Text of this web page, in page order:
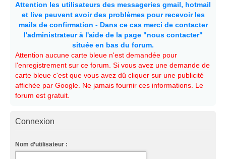
Attention les utilisateurs des messageries gmail, hotmail
et live peuvent avoir des problèmes pour recevoir les
mails de confirmation - Dans ce cas merci de contacter
l'administrateur à l'aide de la page "nous contacter"
située en bas du forum.
Attention aucune carte bleue n'est demandée pour
l'enregistrement sur ce forum. Si vous avez une demande de
carte bleue c'est que vous avez dû cliquer sur une publicité
affichée par Google. Ne jamais fournir ces informations. Le
forum est gratuit.
Connexion
Nom d’utilisateur :